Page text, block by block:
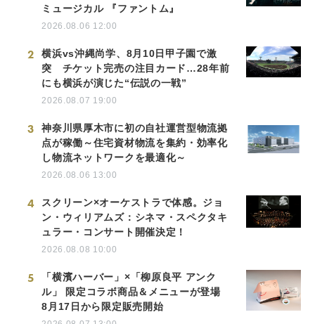
ミュージカル 『ファントム』
2026.08.06 12:00
2
横浜vs沖縄尚学、8月10日甲子園で激
突 チケット完売の注目カード…28年前
にも横浜が演じた“伝説の一戦”
2026.08.07 19:00
3
神奈川県厚木市に初の自社運営型物流拠
点が稼働～住宅資材物流を集約・効率化
し物流ネットワークを最適化～
2026.08.06 13:00
4
スクリーン×オーケストラで体感。ジョ
ン・ウィリアムズ：シネマ・スペクタキ
ュラー・コンサート開催決定！
2026.08.08 10:00
5
「横濱ハーバー」×「柳原良平 アンク
ル」 限定コラボ商品＆メニューが登場
8月17日から限定販売開始